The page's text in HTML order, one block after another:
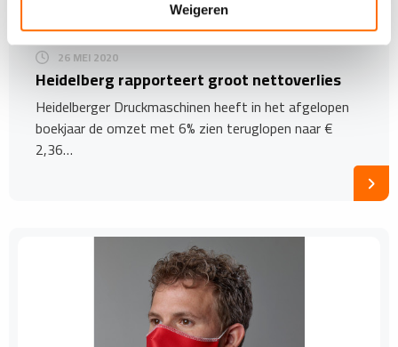
Weigeren
26 MEI 2020
Heidelberg rapporteert groot nettoverlies
Heidelberger Druckmaschinen heeft in het afgelopen
boekjaar de omzet met 6% zien teruglopen naar €
2,36…